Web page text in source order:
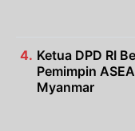
Ketua DPD RI
Pemimpin
Myanmar